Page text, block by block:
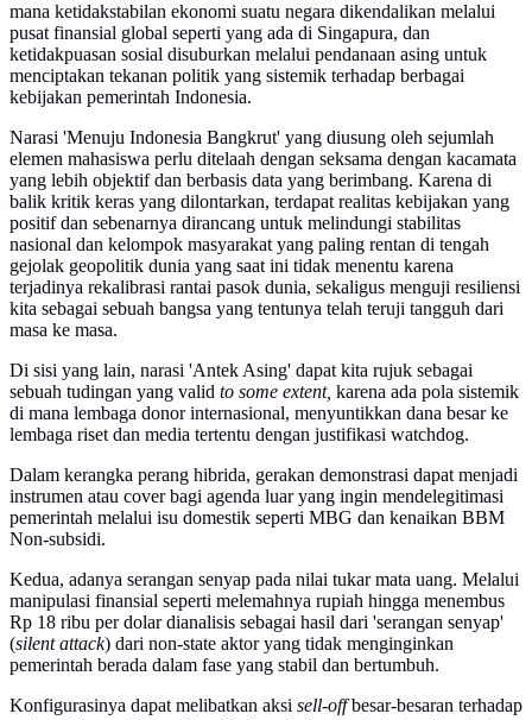
mana ketidakstabilan ekonomi suatu negara dikendalikan melalui
pusat finansial global seperti yang ada di Singapura, dan
ketidakpuasan sosial disuburkan melalui pendanaan asing untuk
menciptakan tekanan politik yang sistemik terhadap berbagai
kebijakan pemerintah Indonesia.
Narasi 'Menuju Indonesia Bangkrut' yang diusung oleh sejumlah
elemen mahasiswa perlu ditelaah dengan seksama dengan kacamata
yang lebih objektif dan berbasis data yang berimbang. Karena di
balik kritik keras yang dilontarkan, terdapat realitas kebijakan yang
positif dan sebenarnya dirancang untuk melindungi stabilitas
nasional dan kelompok masyarakat yang paling rentan di tengah
gejolak geopolitik dunia yang saat ini tidak menentu karena
terjadinya rekalibrasi rantai pasok dunia, sekaligus menguji resiliensi
kita sebagai sebuah bangsa yang tentunya telah teruji tangguh dari
masa ke masa.
Di sisi yang lain, narasi 'Antek Asing' dapat kita rujuk sebagai
sebuah tudingan yang valid to some extent, karena ada pola sistemik
di mana lembaga donor internasional, menyuntikkan dana besar ke
lembaga riset dan media tertentu dengan justifikasi watchdog.
Dalam kerangka perang hibrida, gerakan demonstrasi dapat menjadi
instrumen atau cover bagi agenda luar yang ingin mendelegitimasi
pemerintah melalui isu domestik seperti MBG dan kenaikan BBM
Non-subsidi.
Kedua, adanya serangan senyap pada nilai tukar mata uang. Melalui
manipulasi finansial seperti melemahnya rupiah hingga menembus
Rp 18 ribu per dolar dianalisis sebagai hasil dari 'serangan senyap'
(silent attack) dari non-state aktor yang tidak menginginkan
pemerintah berada dalam fase yang stabil dan bertumbuh.
Konfigurasinya dapat melibatkan aksi sell-offbesar-besaran terhadap